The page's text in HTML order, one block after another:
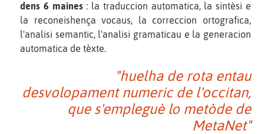
dens 6 maines: la traduccion automatica, la sintèsi e
la reconeishença vocaus, la correccion ortografica,
l'analisi semantic, l'analisi gramaticau e la generacion
automatica de tèxte.
"huelha de rota entau
desvolopament numeric de l'occitan,
que s'empleguè lo metòde de
MetaNet"